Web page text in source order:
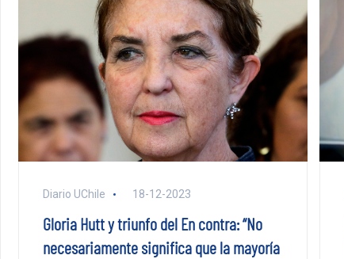
Diario UChile 18-12-2023
Gloria Hutt y triunfo del En contra: “No
necesariamente significa que la mayoría